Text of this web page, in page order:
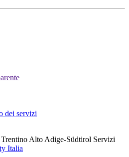
dei servizi
Alto Adige-Südtirol Servizi
Italia